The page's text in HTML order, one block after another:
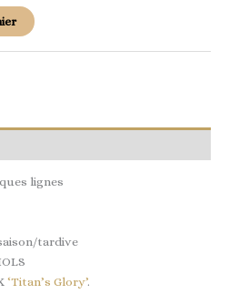
lignes
tardive
‘Titan’s Glory’.